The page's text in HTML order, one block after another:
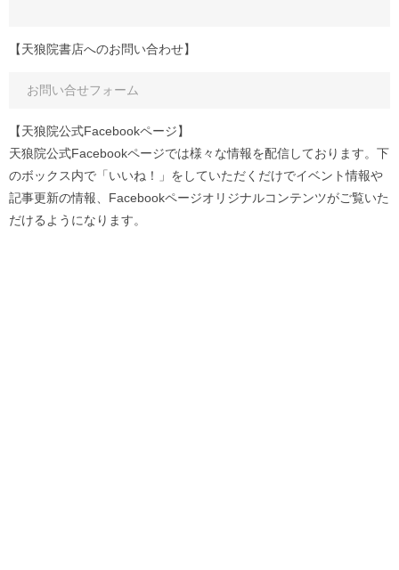
【天狼院書店へのお問い合わせ】
お問い合せフォーム
【天狼院公式Facebookページ】
天狼院公式Facebookページでは様々な情報を配信しております。下
のボックス内で「いいね！」をしていただくだけでイベント情報や
記事更新の情報、Facebookページオリジナルコンテンツがご覧いた
だけるようになります。